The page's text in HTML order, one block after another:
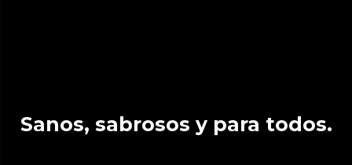
Sanos, sabrosos y para todos.